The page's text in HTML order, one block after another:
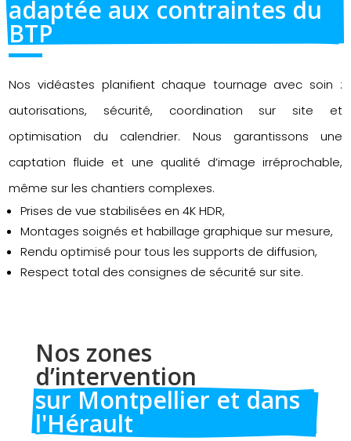
adaptée aux contraintes du
BTP
Nos vidéastes planifient chaque tournage avec soin :
autorisations, sécurité, coordination sur site et
optimisation du calendrier. Nous garantissons une
captation fluide et une qualité d’image irréprochable,
même sur les chantiers complexes.
Prises de vue stabilisées en 4K HDR,
Montages soignés et habillage graphique sur mesure,
Rendu optimisé pour tous les supports de diffusion,
Respect total des consignes de sécurité sur site.
Nos zones
d’intervention
sur Montpellier et dans
l'Hérault